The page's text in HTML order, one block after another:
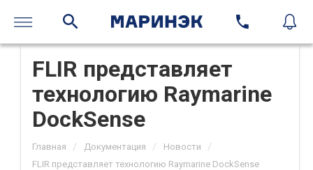
FLIR представляет
технологию Raymarine
DockSense
Главная / Документация / Новости /
FLIR представляет технологию Raymarine DockSense